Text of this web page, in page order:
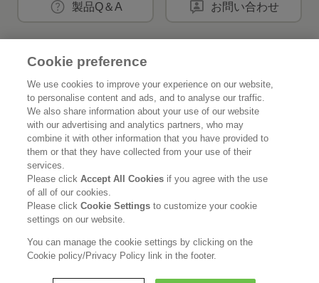
製品Q＆A お問い合わせ
花王公式SNSアカウント
Home 花王について
サステナビリティ イノベーション
ブランド 投資家情報
ニュースルーム 採用情報
花王のアクセシビリティ
Cookie preference
We use cookies to improve your experience on our website,
to personalise content and ads, and to analyse our traffic.
We also share information about your use of our website
with our advertising and analytics partners, who may
combine it with other information that you have provided to
them or that they have collected from your use of their
services.
Please clickAccept All Cookies if you agree with the use
of all of our cookies.
Please clickCookie Settingsto customize your cookie
settings on our website.
You can manage the cookie settings by clicking on the
Cookie policy/Privacy Policy link in the footer.